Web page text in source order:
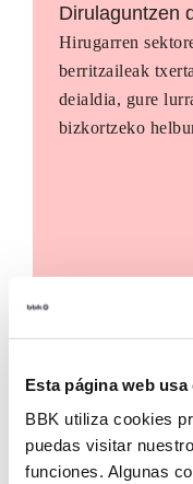
Esta página web usa
BBK utiliza cookies
puedas visitar
funciones. Algunas
Dirulaguntzen
Hirugarren
berritzaileak
deialdia, gure
bizkortzeko